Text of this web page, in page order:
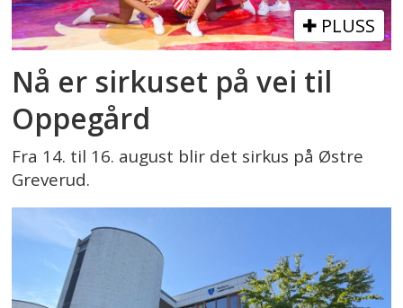
PLUSS
Nå er sirkuset på vei til
Oppegård
Fra 14. til 16. august blir det sirkus på Østre
Greverud.